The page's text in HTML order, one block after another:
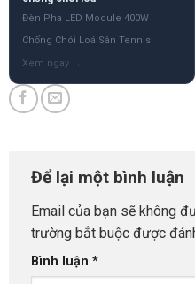
Đèn Pha LED Module 400W
Chống Chói Loá Sân Tennis
Để lại một bình luận
Email của bạn sẽ không
trường bắt buộc được
Bình luận *